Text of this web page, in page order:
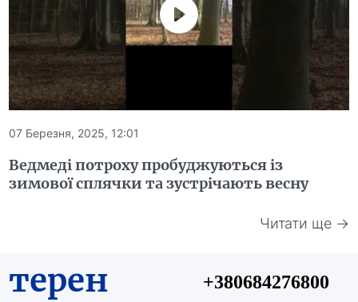
07 Березня, 2025, 12:01
Ведмеді потроху пробуджуються із
зимової сплячки та зустрічають весну
Читати ще →
терен +380684276800